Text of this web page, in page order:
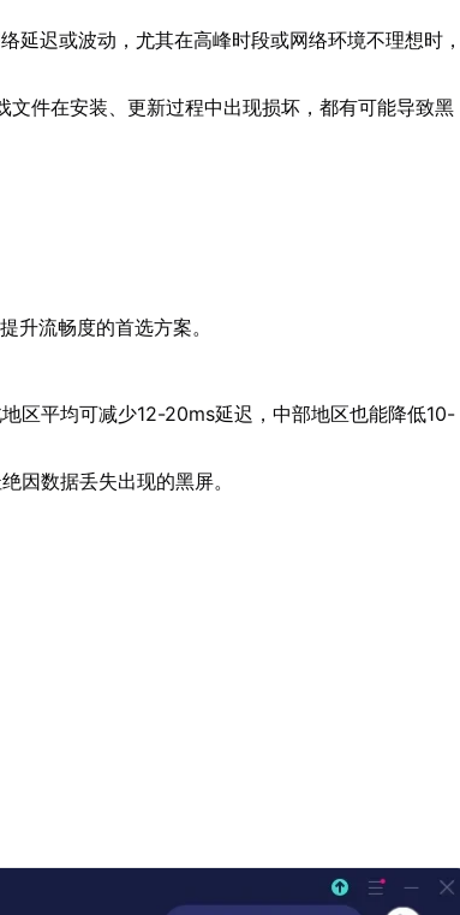
延迟或波动，尤其在高峰时段或网络环境不理想时，
文件在安装、更新过程中出现损坏，都有可能导致黑
升流畅度的首选方案。
区平均可减少12-20ms延迟，中部地区也能降低10-
因数据丢失出现的黑屏。